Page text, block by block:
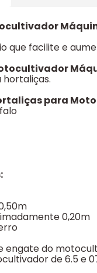
que facilite e
para
0,20m
engate do
de 6.5 e